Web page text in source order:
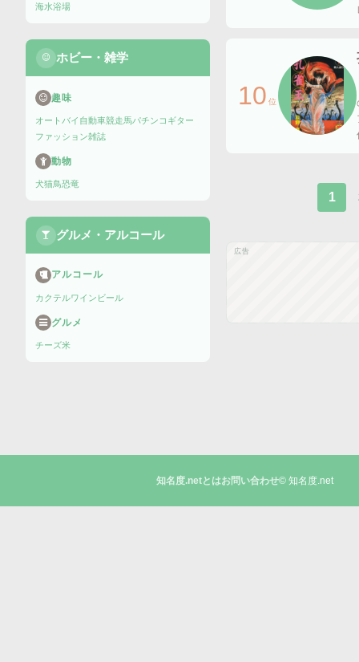
海水浴場
ホビー・雑学
趣味
オートバイ 自動車競走馬パチンコ ギター
ファッション雑誌
動物
犬猫鳥恐竜
グルメ・アルコール
アルコール
カクテルワイン ビール
グルメ
チーズ米
10 位
1
広告
知名度.netとはお問い合わせ© 知名度.net